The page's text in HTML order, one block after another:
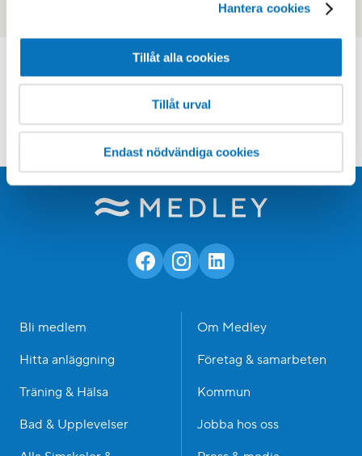
Hantera cookies
Tillåt alla cookies
Tillåt urval
Endast nödvändiga cookies
MIN SIDA - MEDLEM
Logga in för bokning, köp mm
KUNDSERVICE
Vanliga frågor & svar
Bli medlem
Hitta anläggning
Träning & Hälsa
Bad & Upplevelser
Om Medley
Företag & samarbeten
Kommun
Jobba hos oss